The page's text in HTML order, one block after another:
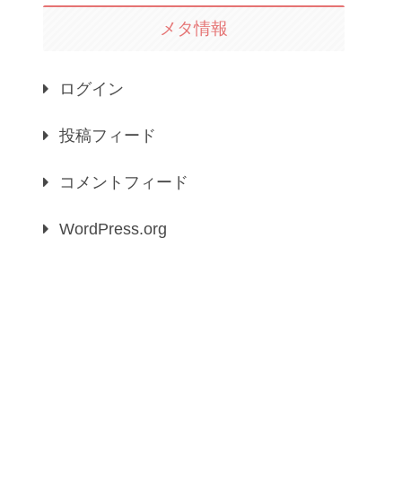
メタ情報
ログイン
投稿フィード
コメントフィード
WordPress.org